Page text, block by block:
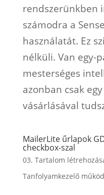
rendszerünkben
számodra a
használatát. Ez
nélküli. Van egy-
mesterséges
azonban csak
vásárlásával
MailerLite űrlapok
checkbox-szal
03. Tartalom
Tanfolyamkezelő